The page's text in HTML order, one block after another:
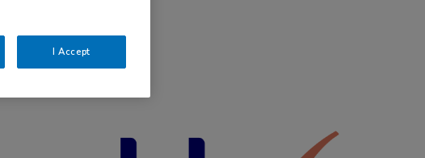
I Accept